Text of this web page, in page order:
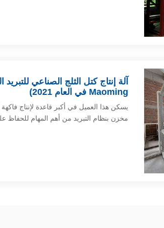
Maoming في العام 2021)
مخزن بنظام التبريد من أهم المهام للحفاظ